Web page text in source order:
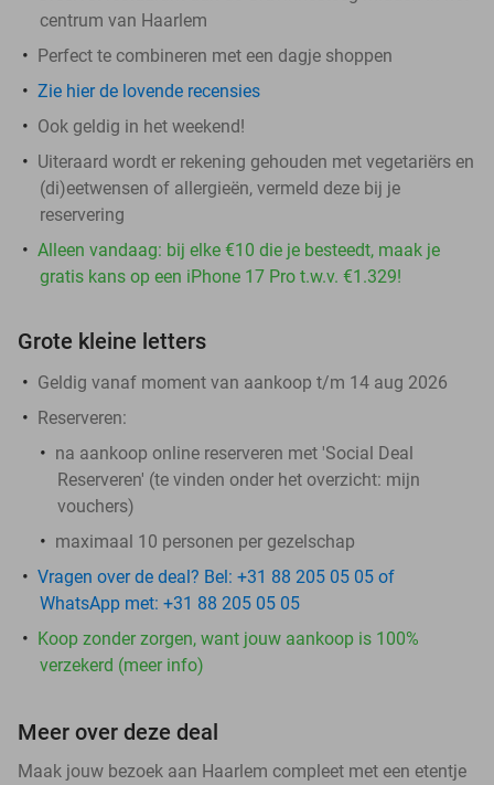
centrum van Haarlem
Perfect te combineren met een dagje shoppen
Zie hier de lovende recensies
Ook geldig in het weekend!
Uiteraard wordt er rekening gehouden met vegetariërs en
(di)eetwensen of allergieën, vermeld deze bij je
reservering
Alleen vandaag: bij elke €10 die je besteedt, maak je
gratis kans op een iPhone 17 Pro t.w.v. €1.329!
Grote kleine letters
Geldig vanaf moment van aankoop t/m 14 aug 2026
Reserveren:
na aankoop online reserveren met 'Social Deal
Reserveren' (te vinden onder het overzicht: mijn
vouchers)
maximaal 10 personen per gezelschap
Vragen over de deal? Bel: +31 88 205 05 05 of
WhatsApp met: +31 88 205 05 05
Koop zonder zorgen, want jouw aankoop is 100%
verzekerd (meer info)
Meer over deze deal
Maak jouw bezoek aan Haarlem compleet met een etentje